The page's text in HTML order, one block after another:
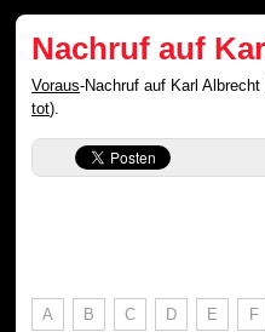
Nachruf auf
Voraus-Nachruf auf Karl
tot).
A B C D E F